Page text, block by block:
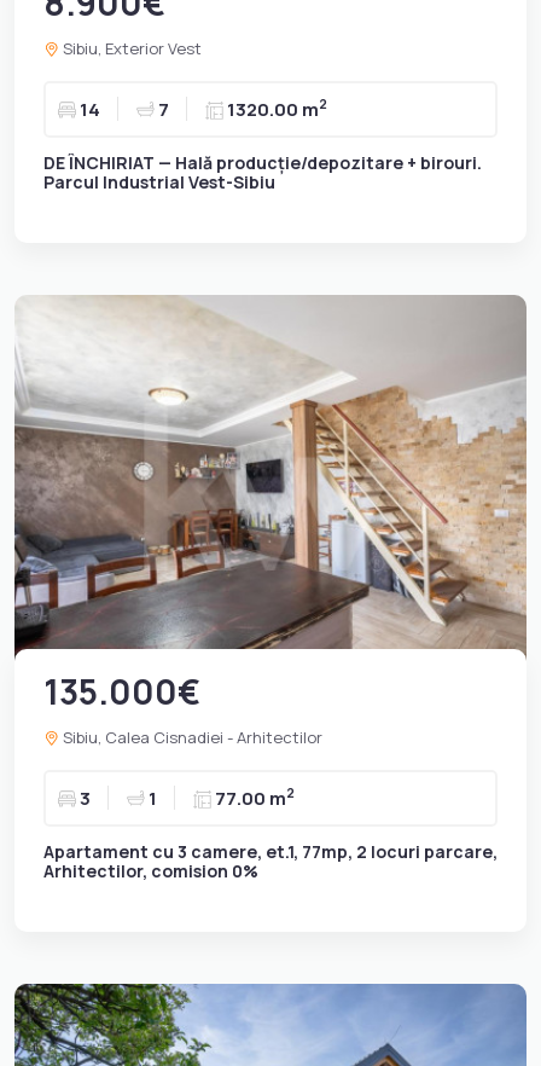
Sibiu, Exterior Vest
14 7 1320.00 m2
DE ÎNCHIRIAT — Hală producție/depozitare + birouri.
Parcul Industrial Vest-Sibiu
135.000€
Sibiu, Calea Cisnadiei - Arhitectilor
3 1 77.00 m2
Apartament cu 3 camere, et.1, 77mp, 2 locuri parcare,
Arhitectilor, comision 0%